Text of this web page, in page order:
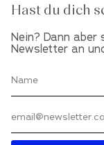
Hast du dich
Nein? Dann aber
Newsletter an